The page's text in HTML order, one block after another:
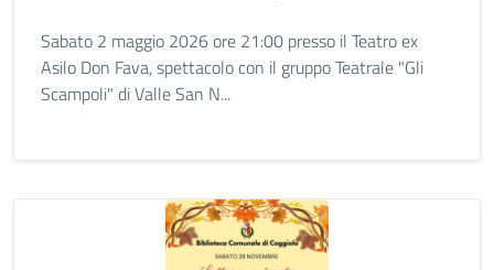
Sabato 2 maggio 2026 ore 21:00 presso il Teatro ex
Asilo Don Fava, spettacolo con il gruppo Teatrale "Gli
Scampoli" di Valle San N...